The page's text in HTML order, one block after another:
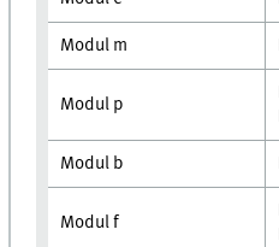
Modul m
Modul p
Modul b
Modul f